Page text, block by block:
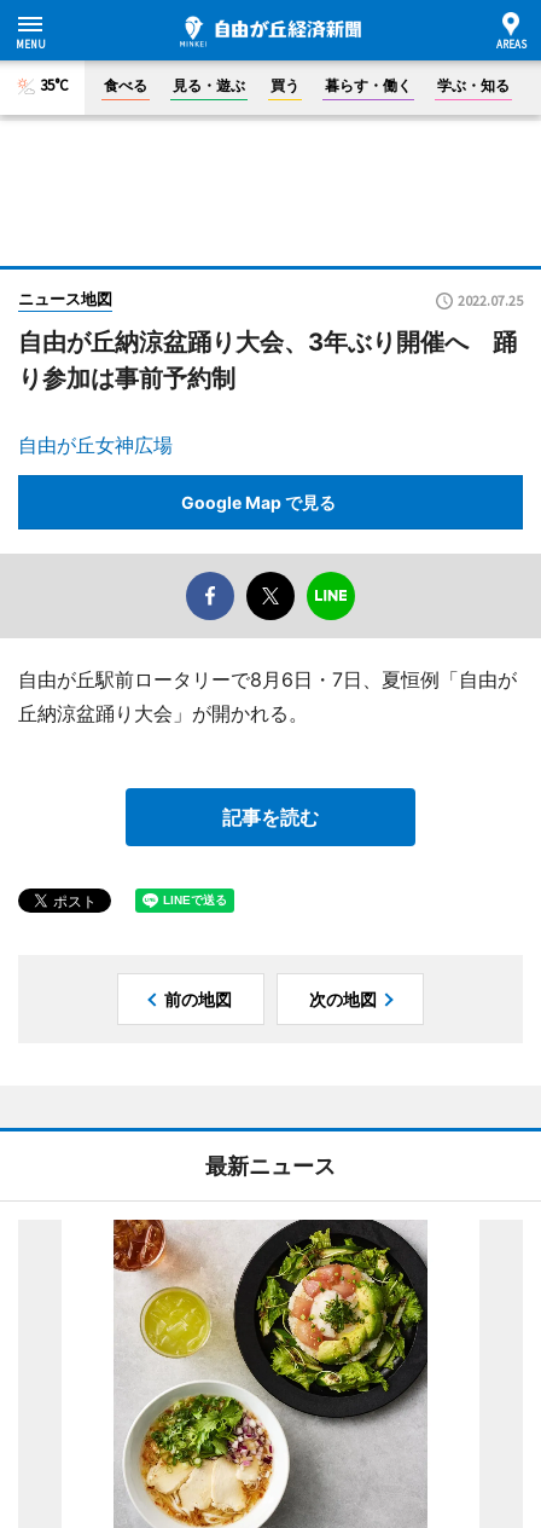
35°C 食べる 見る・遊ぶ 買う 暮らす・働く 学ぶ・知る
ニュース地図 2022.07.25
自由が丘納涼盆踊り大会、3年ぶり開催へ 踊
り参加は事前予約制
自由が丘女神広場
Google Map で見る
自由が丘駅前ロータリーで8月6日・7日、夏恒例「自由が
丘納涼盆踊り大会」が開かれる。
記事を読む
前の地図 次の地図
最新ニュース